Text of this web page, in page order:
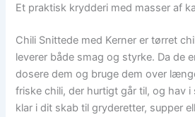
Et praktisk krydderi med masser af
Chili Snittede med Kerner er tørret
leverer både smag og styrke. Da de
dosere dem og bruge dem over
friske chili, der hurtigt går til, og hav
klar i dit skab til gryderetter, supper